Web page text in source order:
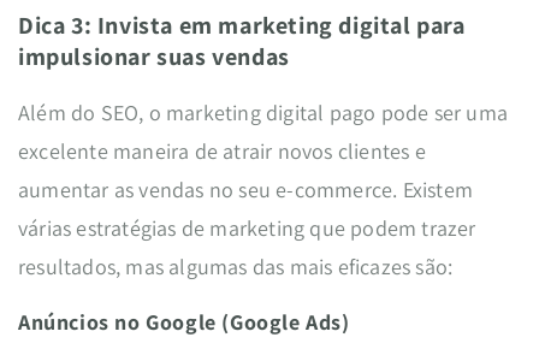
Dica 3: Invista em marketing digital para
impulsionar suas vendas
Além do SEO, o marketing digital pago pode ser uma
excelente maneira de atrair novos clientes e
aumentar as vendas no seu e-commerce. Existem
várias estratégias de marketing que podem trazer
resultados, mas algumas das mais eficazes são:
Anúncios no Google (Google Ads)